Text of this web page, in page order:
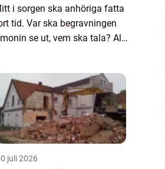
i sorgen ska anhöriga fatta
tid. Var ska begravningen
se ut, vem ska tala? Allt
juli 2026